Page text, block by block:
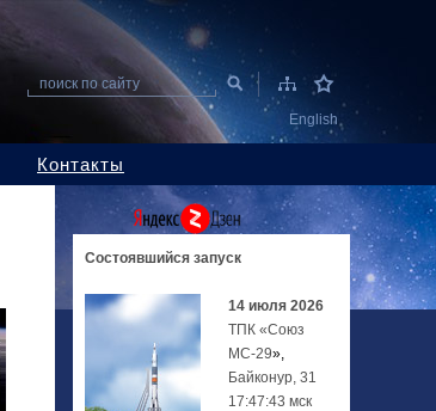
поиск по сайту
English
Контакты
Состоявшийся запуск
14 июля 2026
ТПК «Союз
МС-29»,
Байконур, 31
17:47:43 мск